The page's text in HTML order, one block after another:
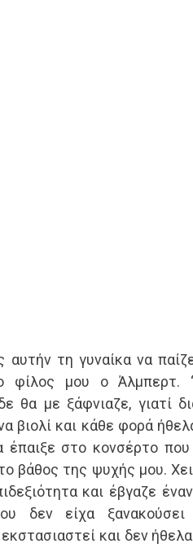
τη γυναίκα να
φίλος μου ο Άλμπερτ.
θα με ξάφνιαζε, γιατί
βιολί και κάθε φορά
στο κονσέρτο που
βάθος της ψυχής μου.
και έβγαζε
δεν είχα
και δεν